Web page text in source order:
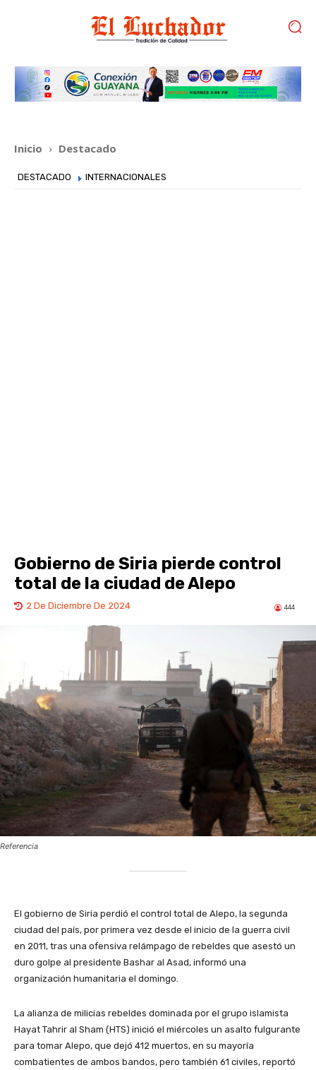
Inicio Destacado
DESTACADO INTERNACIONALES
Gobierno de Siria pierde control
total de la ciudad de Alepo
2 De Diciembre De 2024 444
Referencia
El gobierno de Siria perdió el control total de Alepo, la segunda
ciudad del país, por primera vez desde el inicio de la guerra civil
en 2011, tras una ofensiva relámpago de rebeldes que asestó un
duro golpe al presidente Bashar al Asad, informó una
organización humanitaria el domingo.
La alianza de milicias rebeldes dominada por el grupo islamista
Hayat Tahrir al Sham (HTS) inició el miércoles un asalto fulgurante
para tomar Alepo, que dejó 412 muertos, en su mayoría
combatientes de ambos bandos, pero también 61 civiles, reportó